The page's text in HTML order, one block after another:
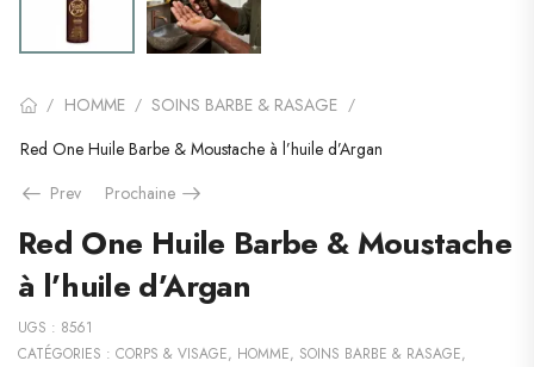
/ HOMME / SOINS BARBE & RASAGE /
Red One Huile Barbe & Moustache à l’huile d’Argan
Prev
Prochaine
Red One Huile Barbe & Moustache
à l’huile d’Argan
UGS : 8561
CATÉGORIES : CORPS & VISAGE, HOMME, SOINS BARBE & RASAGE,